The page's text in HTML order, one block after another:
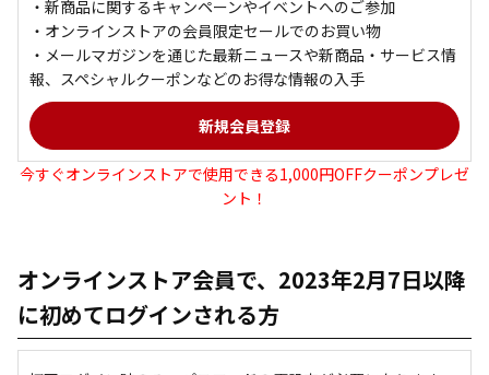
・新商品に関するキャンペーンやイベントへのご参加
・オンラインストアの会員限定セールでのお買い物
・メールマガジンを通じた最新ニュースや新商品・サービス情
報、スペシャルクーポンなどのお得な情報の入手
今すぐオンラインストアで使用できる1,000円OFFクーポンプレゼ
ント！
オンラインストア会員で、2023年2月7日以降
に初めてログインされる方